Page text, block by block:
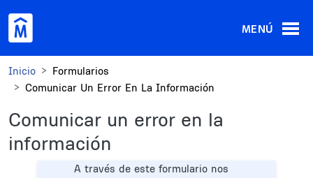
MENÚ
Inicio
Formularios
Comunicar Un Error En La Información
Comunicar un error en la
información
A través de este formulario nos